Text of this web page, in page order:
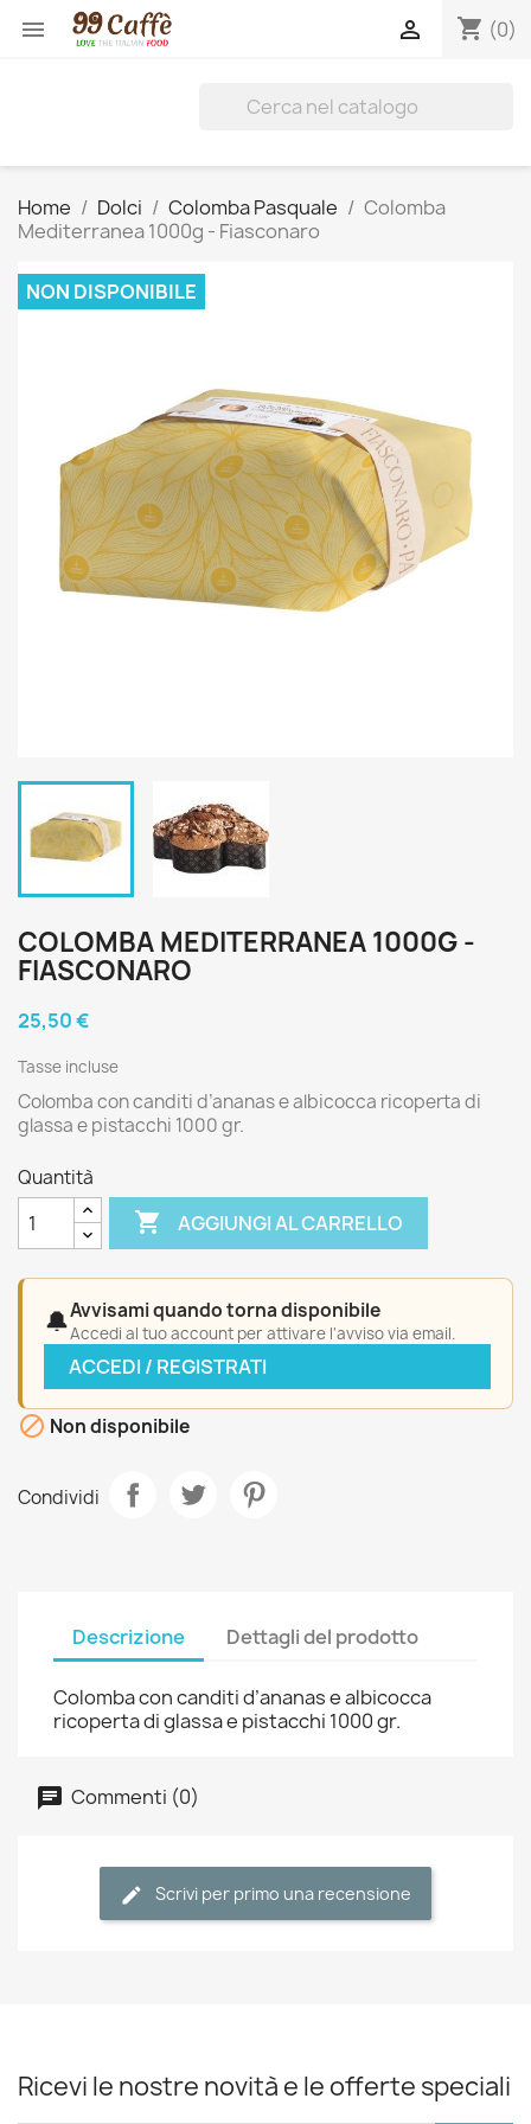
 shopping_cart (0)

Home Dolci Colomba Pasquale
Colomba
Mediterranea 1000g - Fiasconaro
NON DISPONIBILE
COLOMBA MEDITERRANEA 1000G -
FIASCONARO
25,50 €
Tasse incluse
Colomba con canditi d’ananas e albicocca ricoperta di
glassa e pistacchi 1000 gr.
Quantità
 AGGIUNGI AL CARRELLO
🔔Avvisami quando torna disponibile
Accedi al tuo account per attivare l'avviso via email.
ACCEDI / REGISTRATI
 Non disponibile
Condividi
Descrizione Dettagli del prodotto
Colomba con canditi d’ananas e albicocca
ricoperta di glassa e pistacchi 1000 gr.
Commenti (0)
Scrivi per primo una recensione
Ricevi le nostre novità e le offerte speciali